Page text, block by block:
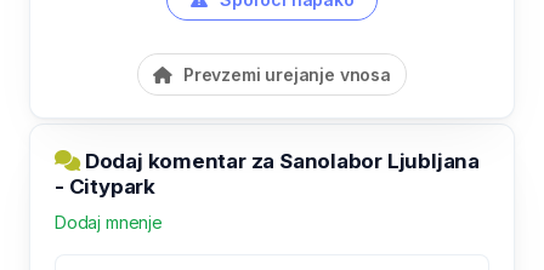
Prevzemi urejanje vnosa
Dodaj komentar za Sanolabor Ljubljana
- Citypark
Dodaj mnenje